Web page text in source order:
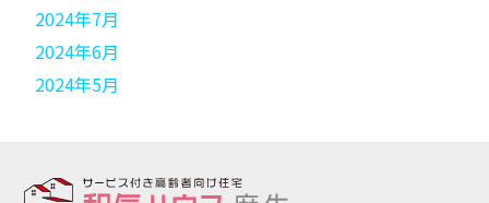
2024年7月
2024年6月
2024年5月